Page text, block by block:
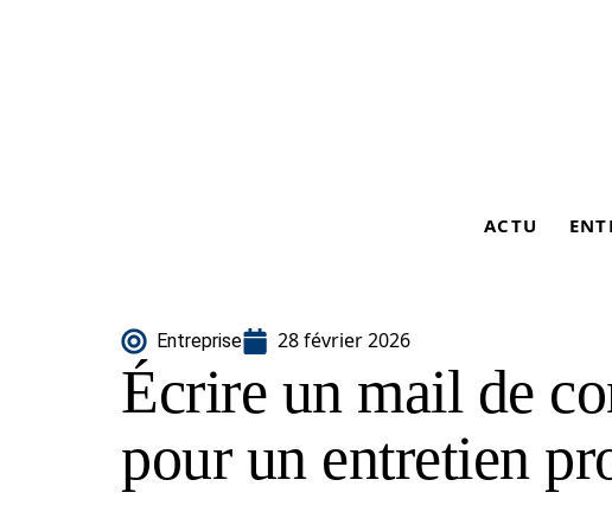
ACTU
Entreprise 28 février 2026
Écrire un mail de
pour un entretien